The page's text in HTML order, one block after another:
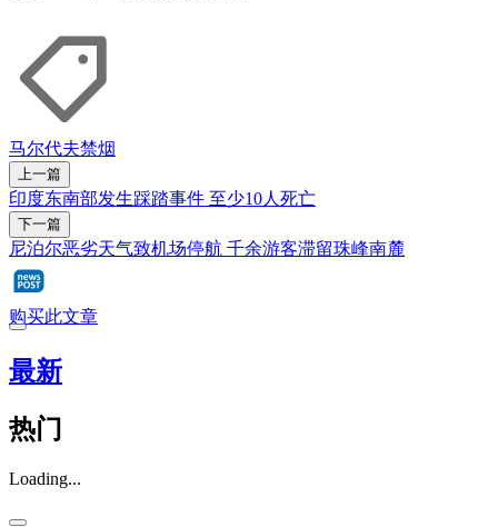
马尔代夫禁烟
上一篇
印度东南部发生踩踏事件 至少10人死亡
下一篇
尼泊尔恶劣天气致机场停航 千余游客滞留珠峰南麓
购买此文章
最新
热门
Loading...